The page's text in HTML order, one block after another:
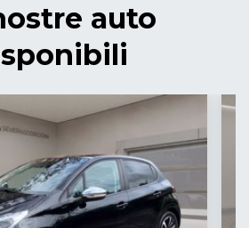
auto